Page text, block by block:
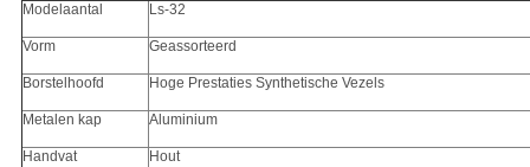
Modelaantal Ls-32
Vorm Geassorteerd
Borstelhoofd Hoge Prestaties Synthetische Vezels
Metalen kap Aluminium
Handvat Hout